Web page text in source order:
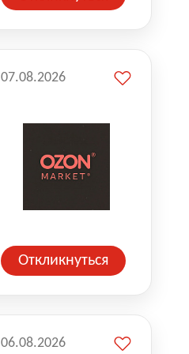
07.08.2026
Откликнуться
06.08.2026